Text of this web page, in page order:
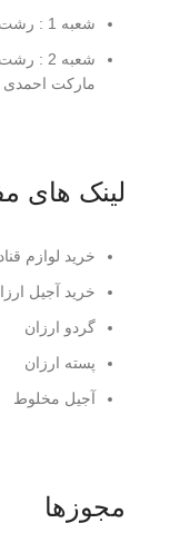
شعبه 1 : رشت ، بلوار مدرس ، هایپر مارکت احمدی
شعبه 2
مارکت احمدی
لینک های
خرید لوازم
خرید آجیل
گردو ارزان
پسته ارزان
آجیل مخلوط
مجوزها